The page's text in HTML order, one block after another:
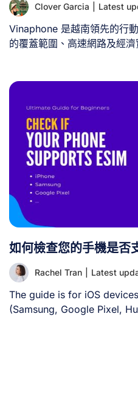
Clover Garcia Latest
Vinaphone 是越南領先的行
的覆蓋範圍、高速網路及經
訊。 I. 越南郵政電信（
資訊 Vinaphone 是越南國營
務。以下為 [...]
如何檢查您的手機是否
Rachel Tran Latest
The guide is for iOS
(Samsung, Google Pixel,